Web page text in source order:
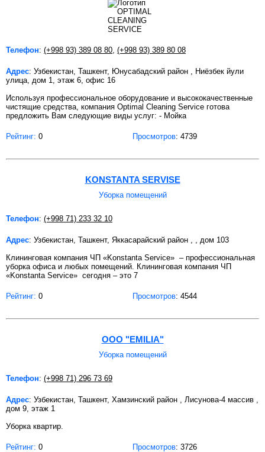
Телефон: (+998 93) 389 08 80 (+998 93) 389 80 08
Адрес: Узбекистан, Ташкент, Юнусабадский район , Ниёзбек йули
улица, дом 1, этаж 6, офис 16
Используя профессиональное оборудование и высококачественные
чистящие средства, компания Optimal Cleaning Service готова
предложить Вам следующие виды услуг: - Мойка
Рейтинг: 0 Просмотров: 4739
KONSTANTA SERVISE
Уборка помещений
Телефон: (+998 71) 233 32 10
Адрес: Узбекистан, Ташкент, Яккасарайский район , , дом 103
Клининговая компания ЧП «Konstanta Service» – профессиональная
уборка офиса и любых помещений. Клининговая компания ЧП
«Konstanta Service» сегодня – это 7
Рейтинг: 0 Просмотров: 4544
OOO "EMILIA"
Уборка помещений
Телефон: (+998 71) 296 73 69
Адрес: Узбекистан, Ташкент, Хамзинский район , Лисунова-4 массив ,
дом 9, этаж 1
Уборка квартир.
Рейтинг: 0 Просмотров: 3726